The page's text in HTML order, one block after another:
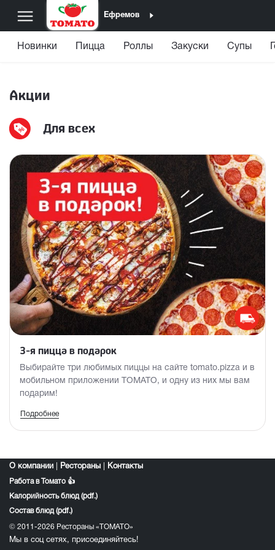
Ефремов
Новинки Пицца Роллы Закуски Супы
Акции
Для всех
3-я пицца в подарок
Выбирайте три любимых пиццы на сайте tomato.pizza и в
мобильном приложении TOMATO, и одну из них мы вам
подарим!
Акция действует по 31.12.2026
Участвуют стандартная и МЕГА-пицца.
Подарочная пицца - меньшая или равная по стоимости.
Подробнее
О компании Рестораны Контакты
Работа в Томато 👍
Калорийность блюд (pdf.)
Состав блюд (pdf.)
© 2011-2026 Рестораны «ТОМАТО»
Мы в соц сетях, присоединяйтесь!